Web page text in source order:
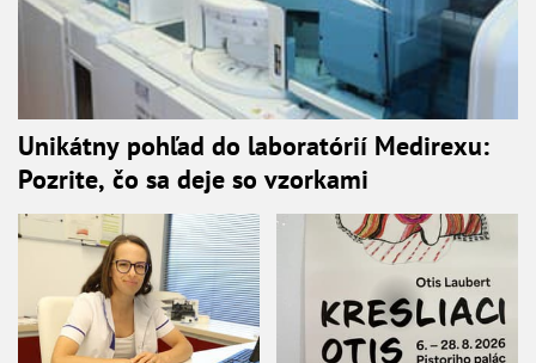
Unikátny pohľad do laboratórií Medirexu:
Pozrite, čo sa deje so vzorkami